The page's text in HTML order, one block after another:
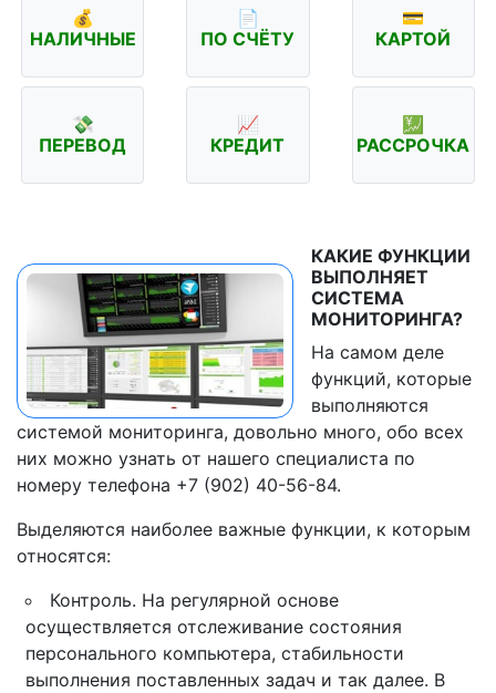
💰
НАЛИЧНЫЕ
📄
ПО СЧЁТУ
💳
КАРТОЙ
💸
ПЕРЕВОД
📈
КРЕДИТ
💹
РАССРОЧКА
КАКИЕ ФУНКЦИИ
ВЫПОЛНЯЕТ
СИСТЕМА
МОНИТОРИНГА?
На самом деле
функций, которые
выполняются
системой мониторинга, довольно много, обо всех
них можно узнать от нашего специалиста по
номеру телефона +7 (902) 40-56-84.
Выделяются наиболее важные функции, к которым
относятся:
Контроль. На регулярной основе
осуществляется отслеживание состояния
персонального компьютера, стабильности
выполнения поставленных задач и так далее. В